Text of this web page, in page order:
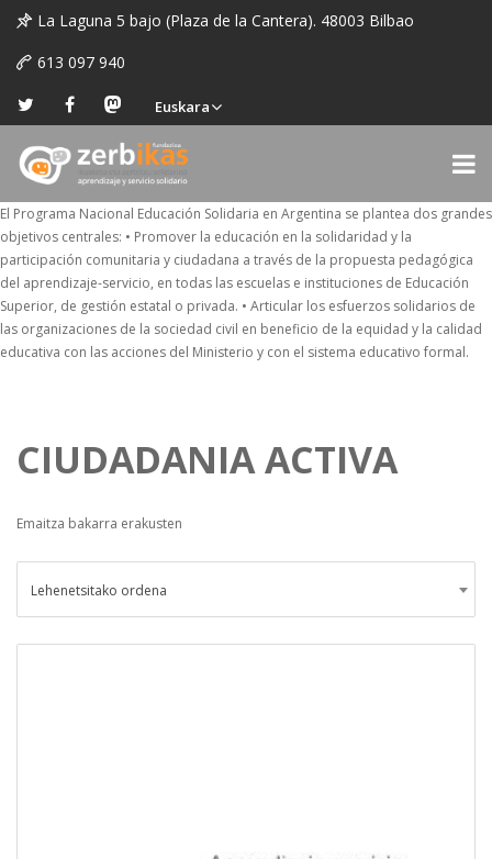
La Laguna 5 bajo (Plaza de la Cantera). 48003 Bilbao
613 097 940
Euskara
El Programa Nacional Educación Solidaria en Argentina se plantea dos grandes
objetivos centrales: • Promover la educación en la solidaridad y la
participación comunitaria y ciudadana a través de la propuesta pedagógica
del aprendizaje-servicio, en todas las escuelas e instituciones de Educación
Superior, de gestión estatal o privada. • Articular los esfuerzos solidarios de
las organizaciones de la sociedad civil en beneficio de la equidad y la calidad
educativa con las acciones del Ministerio y con el sistema educativo formal.
CIUDADANIA ACTIVA
Emaitza bakarra erakusten
Lehenetsitako ordena